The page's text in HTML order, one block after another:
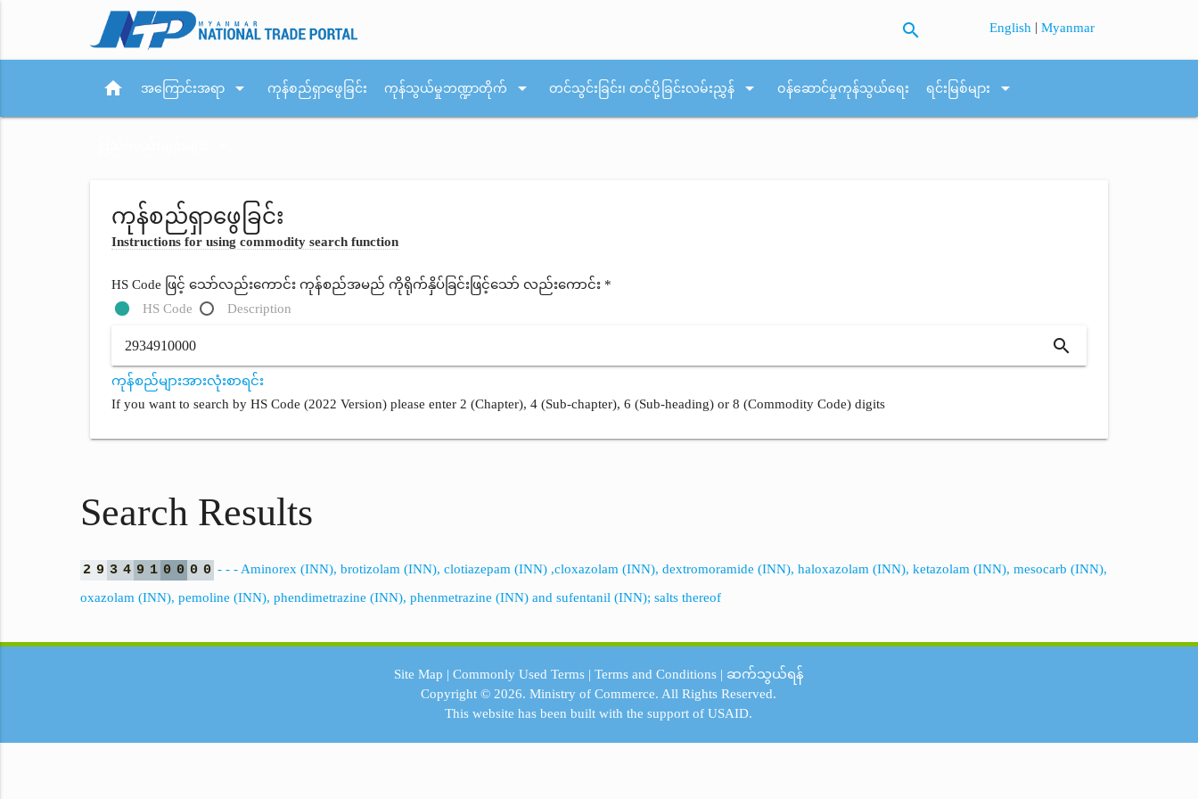
search English |Myanmar
home အကြောင်းအရာ arrow_drop_down ကုန်စည်ရှာဖွေခြင်း ကုန်သွယ်မှုဘဏ္ဍာတိုက် arrow_drop_down တင်သွင်းခြင်း၊ တင်ပို့ခြင်းလမ်းညွှန် arrow_drop_down ဝန်ဆောင်မှုကုန်သွယ်ရေး ရင်းမြစ်များ arrow_drop_down
ကုန်စည်ရှာဖွေခြင်း
Instructions for using commodity search function
HS Code ဖြင့် သော်လည်းကောင်း ကုန်စည်အမည် ကိုရိုက်နှိပ်ခြင်းဖြင့်သော် လည်းကောင်း *
HS Code
Description
search
ကုန်စည်များအားလုံးစာရင်း
If you want to search by HS Code (2022 Version) please enter 2 (Chapter), 4 (Sub-chapter), 6 (Sub-heading) or 8 (Commodity Code) digits
Search Results
2 9 3 4 9 1 0 0 0 0 - - - Aminorex (INN), brotizolam (INN), clotiazepam (INN) ,cloxazolam (INN), dextromoramide (INN), haloxazolam (INN), ketazolam (INN), mesocarb (INN),
oxazolam (INN), pemoline (INN), phendimetrazine (INN), phenmetrazine (INN) and sufentanil (INN); salts thereof
Site Map | Commonly Used Terms| Terms and Conditions| ဆက်သွယ်ရန်
Copyright © 2026.Ministry of Commerce. All Rights Reserved.
This website has been built with the support ofUSAID.